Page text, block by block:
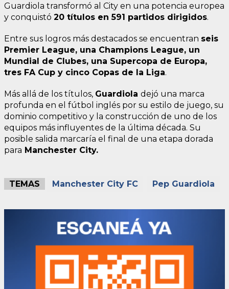
Guardiola transformó al City en una potencia europea
y conquistó 20 títulos en 591 partidos dirigidos.
Entre sus logros más destacados se encuentran seis
Premier League, una Champions League, un
Mundial de Clubes, una Supercopa de Europa,
tres FA Cup y cinco Copas de la Liga.
Más allá de los títulos, Guardiola dejó una marca
profunda en el fútbol inglés por su estilo de juego, su
dominio competitivo y la construcción de uno de los
equipos más influyentes de la última década. Su
posible salida marcaría el final de una etapa dorada
para Manchester City.
TEMAS Manchester City FC Pep Guardiola